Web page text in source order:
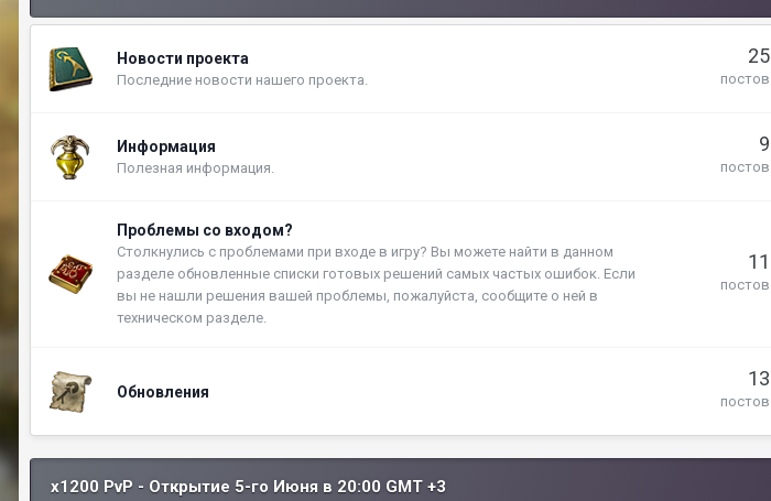
Новости проекта
Последние новости нашего проекта.
25
постов
Информация
Полезная информация.
9
постов
Проблемы со входом?
Столкнулись с проблемами при входе в игру? Вы можете найти в данном
разделе обновленные списки готовых решений самых частых ошибок. Если
вы не нашли решения вашей проблемы, пожалуйста, сообщите о ней в
техническом разделе.
11
постов
Обновления
13
постов
x1200 PvP - Открытие 5-го Июня в 20:00 GMT +3